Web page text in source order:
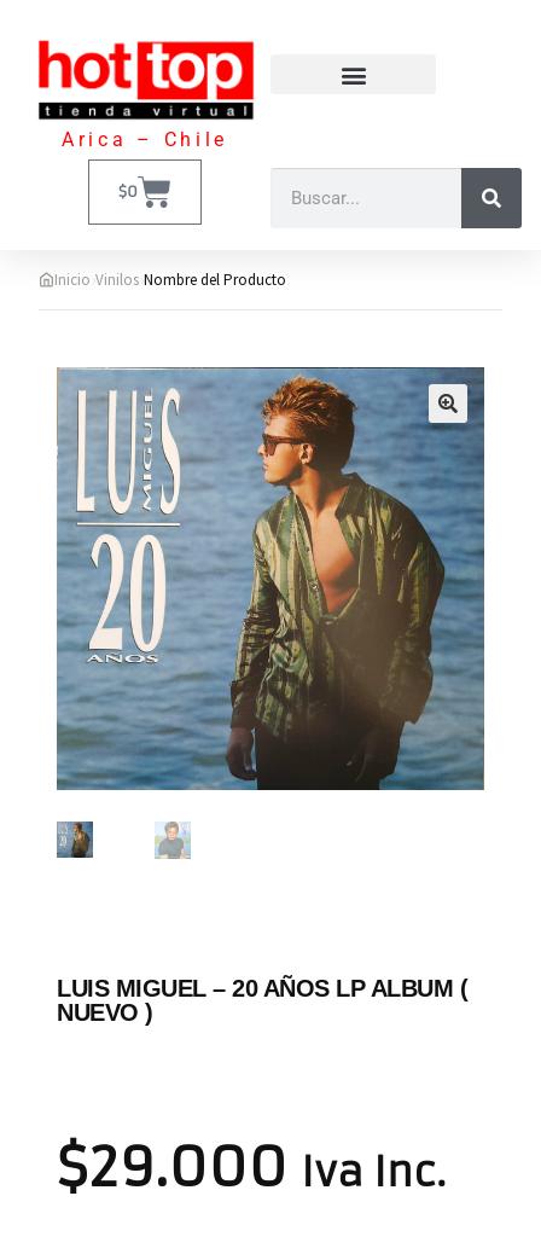
Arica – Chile
$0
Inicio›Vinilos›Nombre del Producto
LUIS MIGUEL – 20 AÑOS LP ALBUM (
NUEVO )
$29.000 Iva Inc.